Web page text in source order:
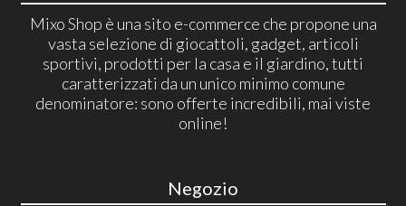
Mixo Shop è una sito e-commerce che propone una
vasta selezione di giocattoli, gadget, articoli
sportivi, prodotti per la casa e il giardino, tutti
caratterizzati da un unico minimo comune
denominatore: sono offerte incredibili, mai viste
online!
Negozio